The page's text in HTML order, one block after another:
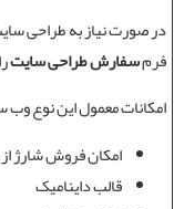
در صورت نیاز بهطراحی
فرمسفارش طراحی سایت
امکانات معمول اين نوع
امکان فروش شارژ
قالب دايناميک